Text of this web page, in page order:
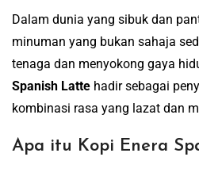
Dalam dunia yang sibuk dan
minuman yang bukan sahaja
tenaga dan menyokong gaya
Spanish Latte hadir sebagai
kombinasi rasa yang lazat dan
Apa itu Kopi Enera